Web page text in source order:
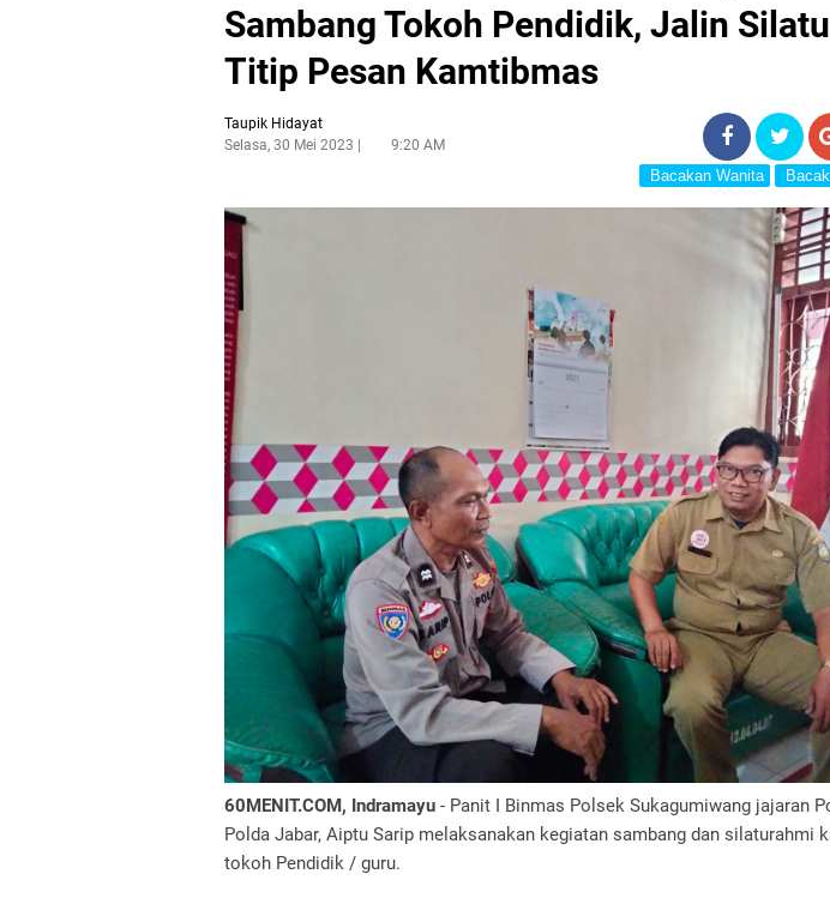
Sambang Tokoh Pendidik, Jalin
Titip Pesan Kamtibmas
Taupik Hidayat
Selasa, 30 Mei 2023
9:20 AM
Bacakan Wanita
60MENIT.COM, Indramayu - Panit I Binmas Polsek Sukagumiwang jajaran
Polda Jabar, Aiptu Sarip melaksanakan kegiatan sambang dan silaturahmi
tokoh Pendidik / guru.